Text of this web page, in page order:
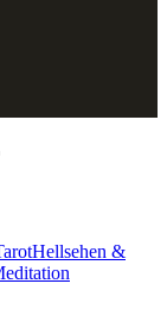
Hellsehen &